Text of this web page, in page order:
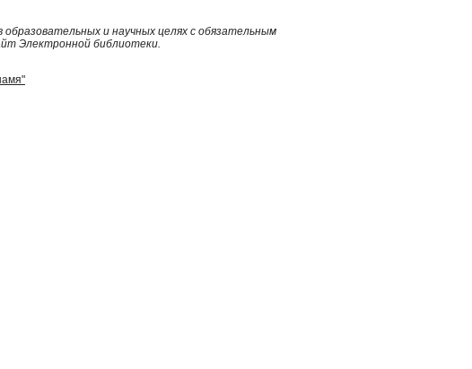
и научных целях с обязательным
Электронной библиотеки.